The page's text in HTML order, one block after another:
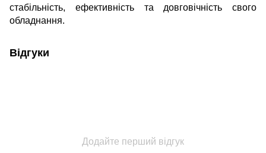
стабільність, ефективність та довговічність свого
обладнання.
Відгуки
Додайте перший відгук